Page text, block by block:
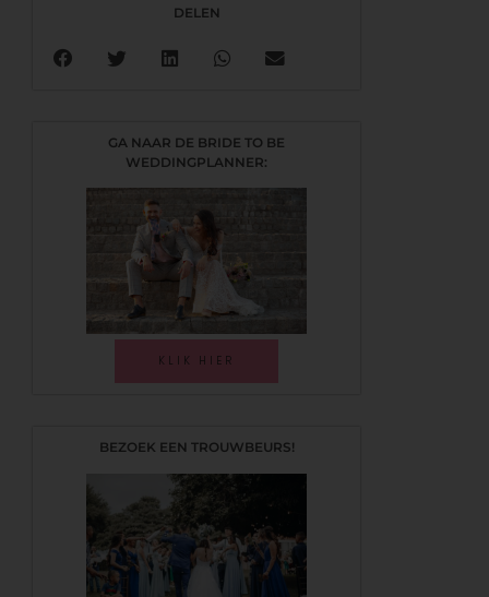
DELEN
GA NAAR DE BRIDE TO BE
WEDDINGPLANNER:
KLIK HIER
BEZOEK EEN TROUWBEURS!